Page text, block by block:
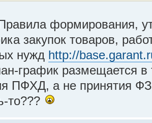
формирования,
закупок товаров,
нужд http://
график размещается
ПФХД, а не принятия
то???